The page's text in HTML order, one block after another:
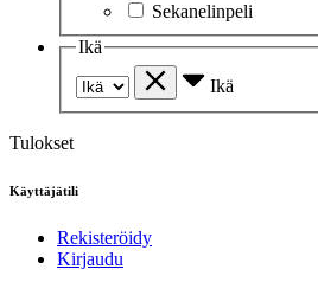
Sekanelinpeli
Ikä
Ikä
Tulokset
Käyttäjätili
Rekisteröidy
Kirjaudu